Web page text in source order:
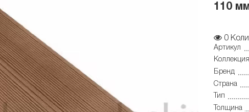
110 мм
0
Артикул
Коллекция
Бренд
Страна
Тип
Толщина